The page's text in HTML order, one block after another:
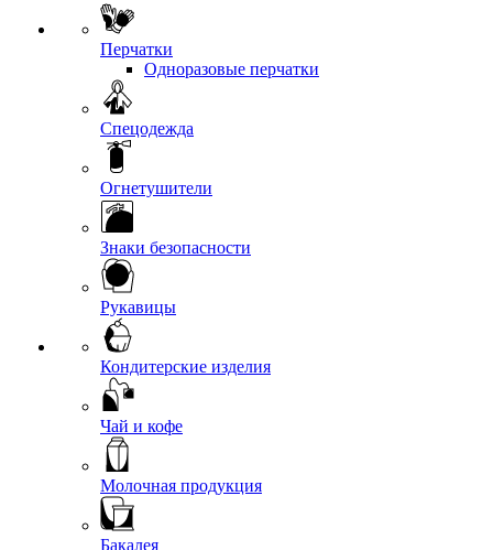
Перчатки
Одноразовые перчатки
Спецодежда
Огнетушители
Знаки безопасности
Рукавицы
Кондитерские изделия
Чай и кофе
Молочная продукция
Бакалея